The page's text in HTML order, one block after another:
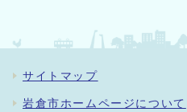
サイトマップ
岩倉市ホームページについて